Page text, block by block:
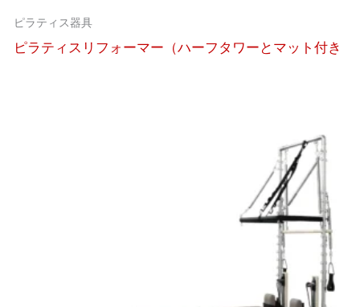
ピラティス器具
ピラティスリフォーマー（ハーフタワーとマット付き